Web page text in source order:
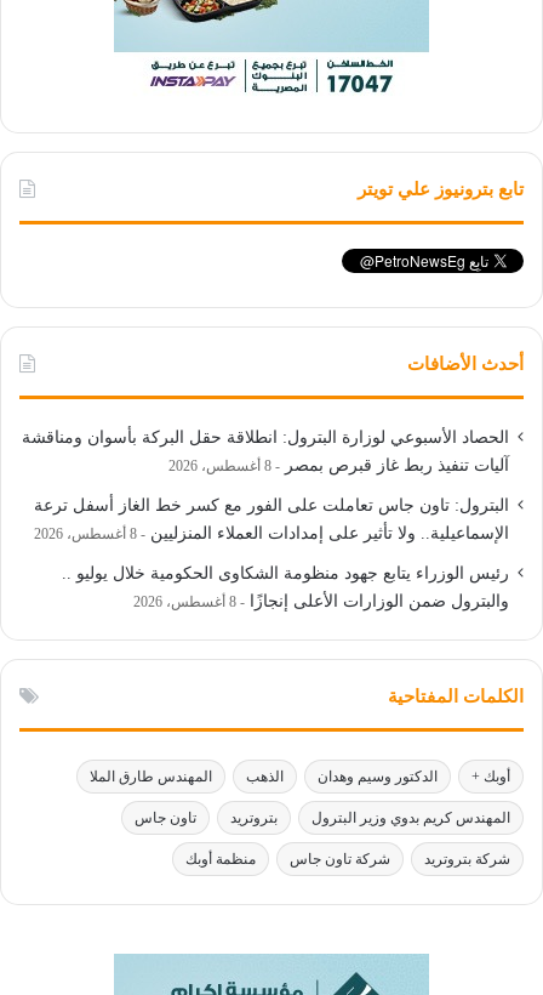
تابع بترونيوز علي تويتر
أحدث الأضافات
الحصاد الأسبوعي لوزارة البترول: انطلاقة حقل البركة بأسوان ومناقشة
آليات تنفيذ ربط غاز قبرص بمصر
8 أغسطس، 2026
البترول: تاون جاس تعاملت على الفور مع كسر خط الغاز أسفل ترعة
الإسماعيلية.. ولا تأثير على إمدادات العملاء المنزليين
8 أغسطس، 2026
رئيس الوزراء يتابع جهود منظومة الشكاوى الحكومية خلال يوليو ..
والبترول ضمن الوزارات الأعلى إنجازًا
8 أغسطس، 2026
الكلمات المفتاحية
أوبك + الدكتور وسيم وهدان الذهب المهندس طارق الملا
المهندس كريم بدوي وزير البترول بتروتريد تاون جاس
شركة بتروتريد شركة تاون جاس منظمة أوبك